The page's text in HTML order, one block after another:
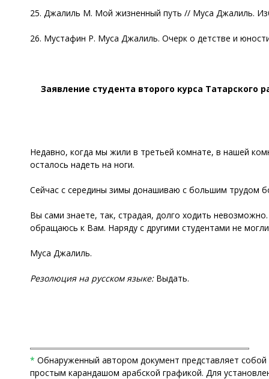
25. Джалиль М. Мой жизненный путь // Муса Джалиль.
26. Мустафин Р. Муса Джалиль. Очерк о детстве и
Заявление студента второго курса
Недавно, когда мы жили в третьей комнате, в нашей
осталось надеть на ноги.
Сейчас с середины зимы донашиваю с большим трудом
Вы сами знаете, так, страдая, долго ходить
обращаюсь к Вам. Наряду с другими студентами не
Муса Джалиль.
Резолюция на русском языке:Выдать.
* Обнаруженный автором документ представляет
простым карандашом арабской графикой. Для